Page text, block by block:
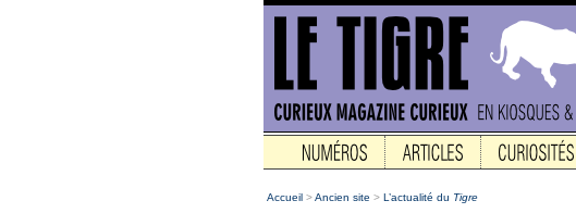
Accueil >Ancien site > L’actualité du Tigre